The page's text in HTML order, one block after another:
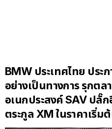
BMW ประเทศไทย ประ
อย่างเป็นทางการ รุกตล
อเนกประสงค์SAVปลั๊ก
ตระกูล XM ในราคาเริ่